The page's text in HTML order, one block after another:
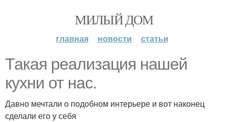
МИЛЫЙ ДОМ
главная новости статьи
Такая реализация нашей
кухни от нас.
Давно мечтали о подобном интерьере и вот наконец
сделали его у себя